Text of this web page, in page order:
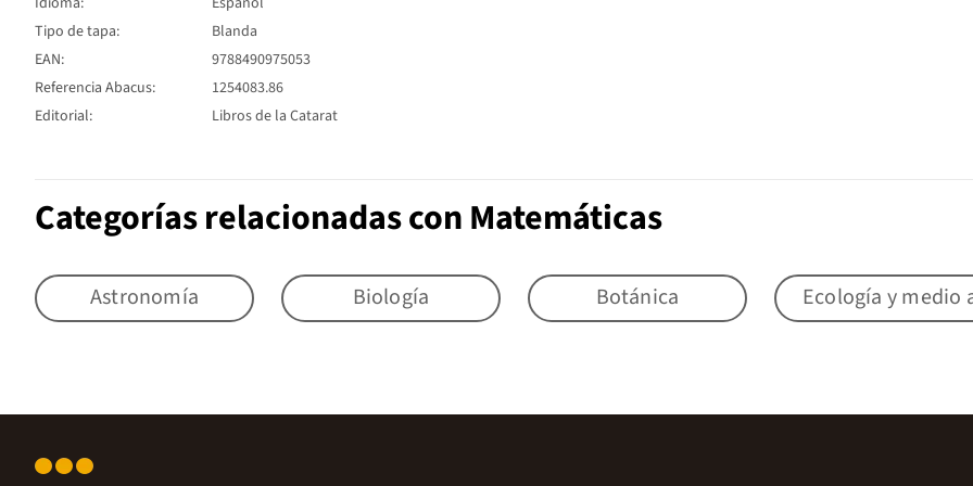
Tipo de tapa:
Blanda
EAN:
9788490975053
Referencia Abacus:
1254083.86
Editorial:
Libros de la Catarat
Categorías relacionadas con Matemáticas
Astronomía Biología Botánica Ecología y medio